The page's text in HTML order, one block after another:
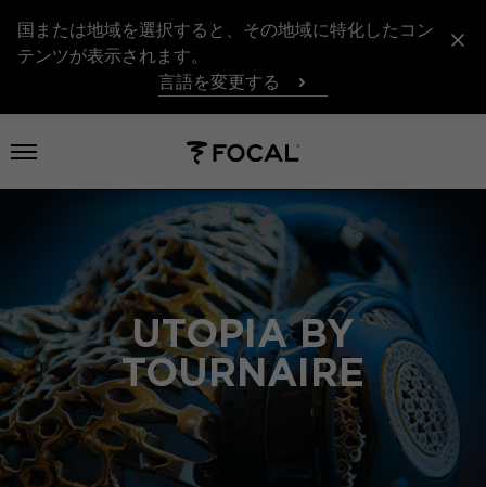
国または地域を選択すると、その地域に特化したコン
テンツが表示されます。
言語を変更する
メニューを開く
UTOPIA BY
TOURNAIRE